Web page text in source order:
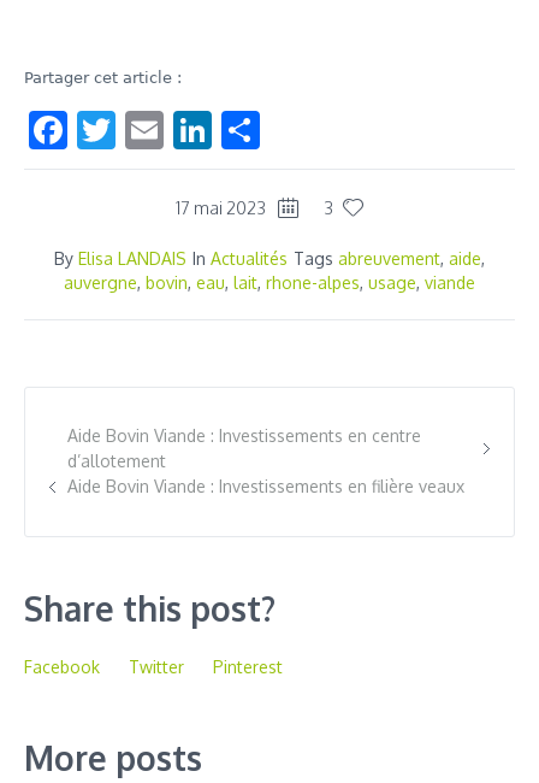
Partager cet article :
Facebook
Twitter
EmailLinkedIn
17 mai 2023 3
By Elisa LANDAIS In Actualités Tags abreuvement, aide,
auvergne, bovin, eau, lait, rhone-alpes, usage, viande
Aide Bovin Viande : Investissements en centre
d’allotement
Aide Bovin Viande : Investissements en filière veaux
Share this post?
Facebook Twitter Pinterest
More posts